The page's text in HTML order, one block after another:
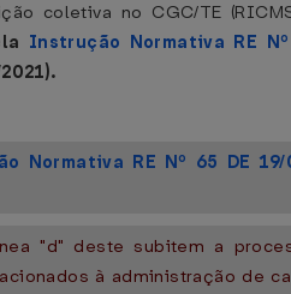
coletiva no CGC/TE
Instrução Normativa RE
Normativa RE Nº 65 DE 19/
"d" deste subitem a
à administração de